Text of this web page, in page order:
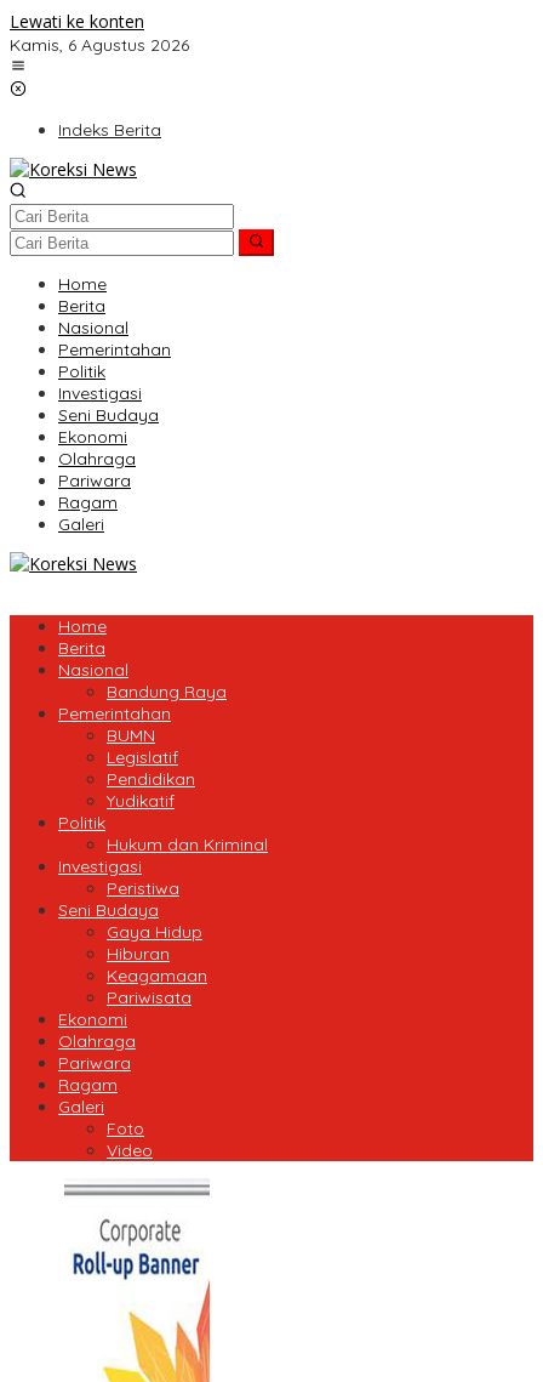
Lewati ke konten
Kamis, 6 Agustus 2026
Indeks Berita
Home
Berita
Nasional
Pemerintahan
Politik
Investigasi
Seni Budaya
Ekonomi
Olahraga
Pariwara
Ragam
Galeri
Home
Berita
Nasional
Bandung Raya
Pemerintahan
BUMN
Legislatif
Pendidikan
Yudikatif
Politik
Hukum dan Kriminal
Investigasi
Peristiwa
Seni Budaya
Gaya Hidup
Hiburan
Keagamaan
Pariwisata
Ekonomi
Olahraga
Pariwara
Ragam
Galeri
Foto
Video